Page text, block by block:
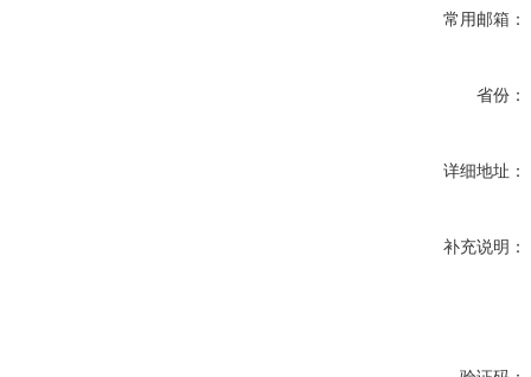
常用邮箱：
省份：
详细地址：
补充说明：